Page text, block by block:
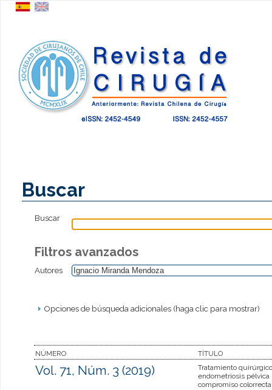
Buscar
Buscar
Filtros avanzados
Autores
Opciones de búsqueda adicionales (haga clic para mostrar)
NÚMERO TÍTULO
Vol. 71, Núm. 3 (2019)
Tratamiento
endometriosis pélvica
compromiso